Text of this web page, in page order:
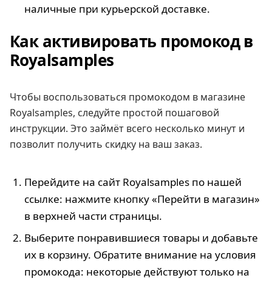
наличные при курьерской доставке.
Как активировать промокод в
Royalsamples
Чтобы воспользоваться промокодом в магазине
Royalsamples, следуйте простой пошаговой
инструкции. Это займёт всего несколько минут и
позволит получить скидку на ваш заказ.
Перейдите на сайт Royalsamples по нашей
ссылке: нажмите кнопку «Перейти в магазин»
в верхней части страницы.
Выберите понравившиеся товары и добавьте
их в корзину. Обратите внимание на условия
промокода: некоторые действуют только на